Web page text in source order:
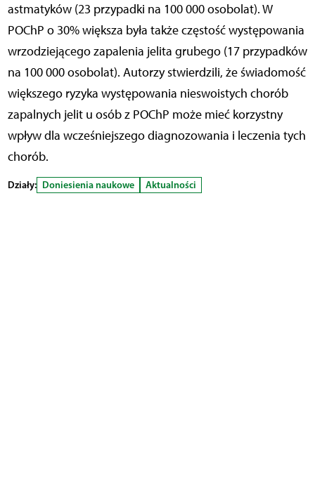
astmatyków (23 przypadki na 100 000 osobolat). W
POChP o 30% większa była także częstość występowania
wrzodziejącego zapalenia jelita grubego (17 przypadków
na 100 000 osobolat). Autorzy stwierdzili, że świadomość
większego ryzyka występowania nieswoistych chorób
zapalnych jelit u osób z POChP może mieć korzystny
wpływ dla wcześniejszego diagnozowania i leczenia tych
chorób.
Działy: Doniesienia naukowe Aktualności